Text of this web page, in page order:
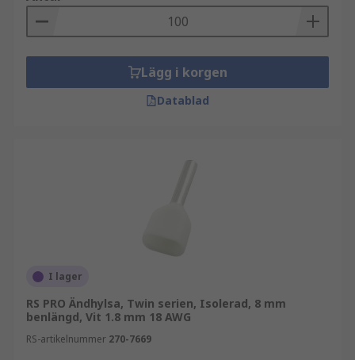
Lägg i korgen
Datablad
I lager
RS PRO Ändhylsa, Twin serien, Isolerad, 8 mm
benlängd, Vit 1.8 mm 18 AWG
RS-artikelnummer 270-7669